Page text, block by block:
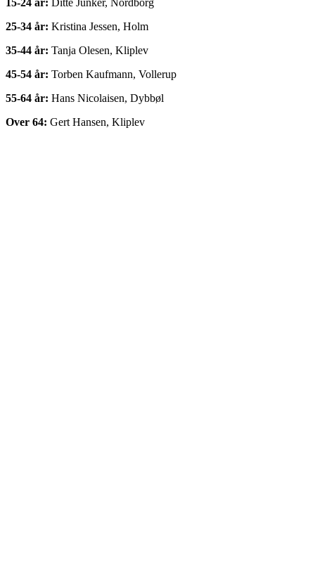
25-34 år: Kristina Jessen, Holm
35-44 år: Tanja Olesen, Kliplev
45-54 år: Torben Kaufmann, Vollerup
55-64 år: Hans Nicolaisen, Dybbøl
Over 64: Gert Hansen, Kliplev